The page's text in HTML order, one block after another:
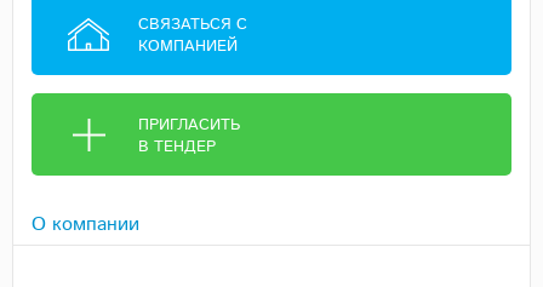
СВЯЗАТЬСЯ С
КОМПАНИЕЙ
ПРИГЛАСИТЬ
В ТЕНДЕР
О компании